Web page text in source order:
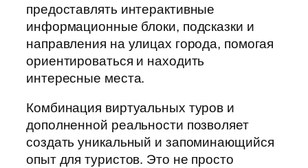
предоставлять интерактивные
информационные блоки, подсказки и
направления на улицах города, помогая
ориентироваться и находить
интересные места.
Комбинация виртуальных туров и
дополненной реальности позволяет
создать уникальный и запоминающийся
опыт для туристов. Это не просто